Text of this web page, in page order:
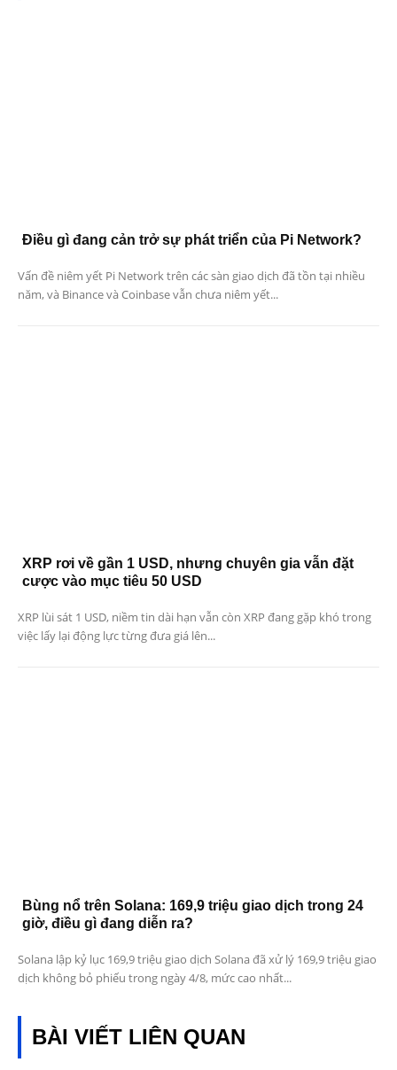
Điều gì đang cản trở sự phát triển của Pi Network?
Vấn đề niêm yết Pi Network trên các sàn giao dịch đã tồn tại nhiều
năm, và Binance và Coinbase vẫn chưa niêm yết...
XRP rơi về gần 1 USD, nhưng chuyên gia vẫn đặt
cược vào mục tiêu 50 USD
XRP lùi sát 1 USD, niềm tin dài hạn vẫn còn XRP đang gặp khó trong
việc lấy lại động lực từng đưa giá lên...
Bùng nổ trên Solana: 169,9 triệu giao dịch trong 24
giờ, điều gì đang diễn ra?
Solana lập kỷ lục 169,9 triệu giao dịch Solana đã xử lý 169,9 triệu giao
dịch không bỏ phiếu trong ngày 4/8, mức cao nhất...
BÀI VIẾT LIÊN QUAN